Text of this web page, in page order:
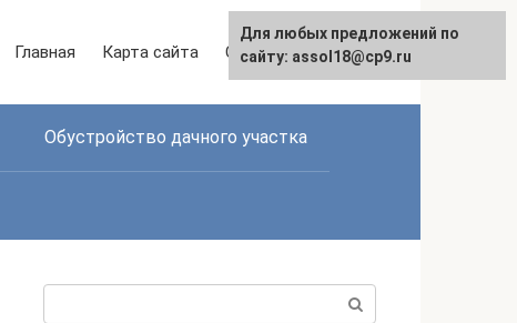
Главная Карта сайта Связаться с нами
Обустройство дачного участка
Для любых предложений по
сайту: assol18@cp9.ru